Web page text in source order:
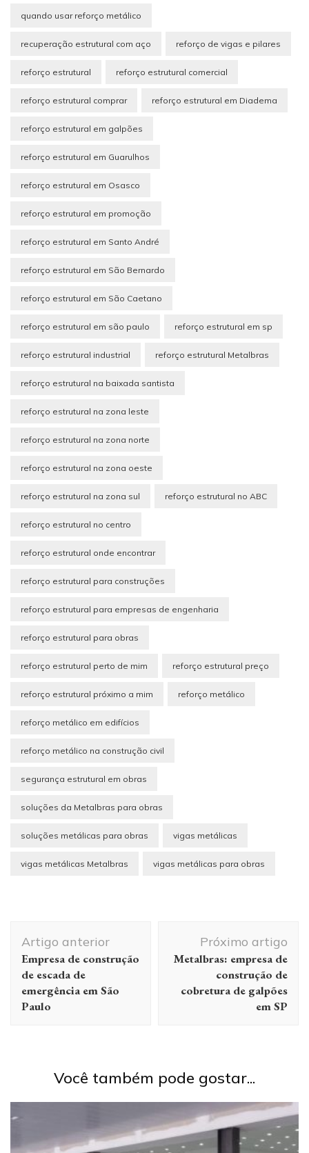
quando usar reforço metálico
recuperação estrutural com aço reforço de vigas e pilares
reforço estrutural reforço estrutural comercial
reforço estrutural comprar reforço estrutural em Diadema
reforço estrutural em galpões
reforço estrutural em Guarulhos
reforço estrutural em Osasco
reforço estrutural em promoção
reforço estrutural em Santo André
reforço estrutural em São Bernardo
reforço estrutural em São Caetano
reforço estrutural em são paulo reforço estrutural em sp
reforço estrutural industrial reforço estrutural Metalbras
reforço estrutural na baixada santista
reforço estrutural na zona leste
reforço estrutural na zona norte
reforço estrutural na zona oeste
reforço estrutural na zona sul reforço estrutural no ABC
reforço estrutural no centro
reforço estrutural onde encontrar
reforço estrutural para construções
reforço estrutural para empresas de engenharia
reforço estrutural para obras
reforço estrutural perto de mim reforço estrutural preço
reforço estrutural próximo a mim reforço metálico
reforço metálico em edifícios
reforço metálico na construção civil
segurança estrutural em obras
soluções da Metalbras para obras
soluções metálicas para obras vigas metálicas
vigas metálicas Metalbras vigas metálicas para obras
de
post
Artigo anterior
Empresa de construção
de escada de
emergência em São
Paulo
Próximo artigo
Metalbras: empresa de
construção de
cobretura de galpões
em SP
Você também pode gostar...